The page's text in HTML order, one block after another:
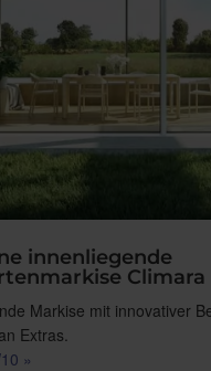
innenliegende
Climara
Markise mit innovativer
Extras.
»